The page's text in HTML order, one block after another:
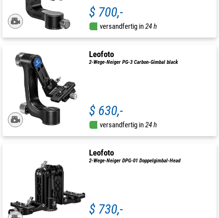
$ 700,-
versandfertig in24 h
Leofoto
2-Wege-Neiger PG-3 Carbon-Gimbal black
$ 630,-
versandfertig in24 h
Leofoto
2-Wege-Neiger DPG-01 Doppelgimbal-Head
$ 730,-